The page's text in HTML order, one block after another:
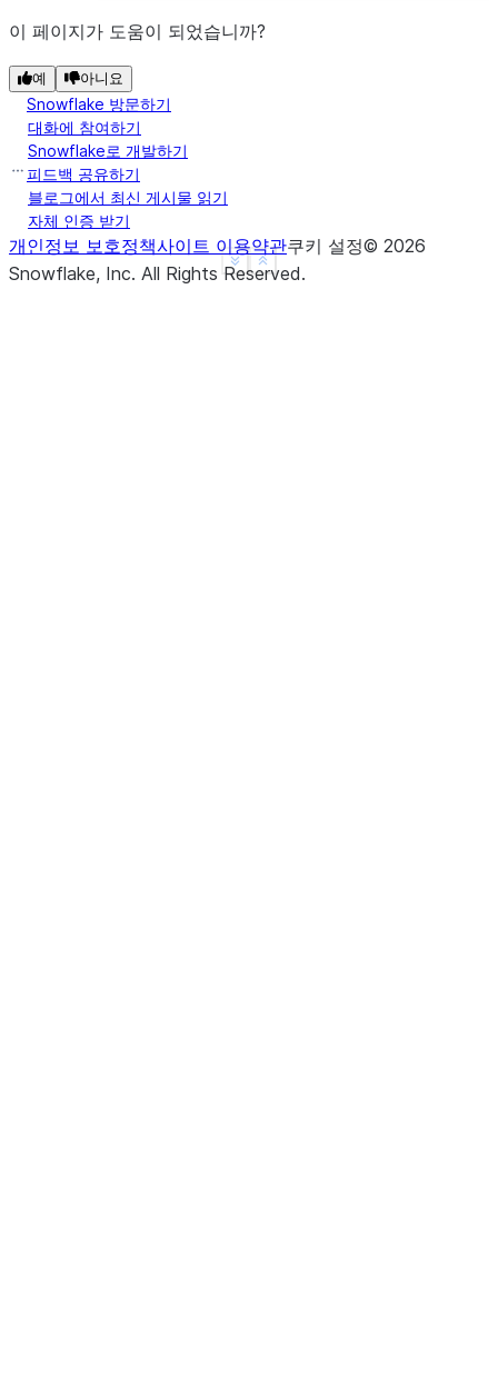
Show less
See more
이 페이지가 도움이 되었습니까?
예 아니요
Snowflake 방문하기
대화에 참여하기
Snowflake로 개발하기
피드백 공유하기
블로그에서 최신 게시물 읽기
자체 인증 받기
개인정보 보호정책사이트 이용약관쿠키 설정© 2026
Snowflake, Inc. All Rights Reserved.